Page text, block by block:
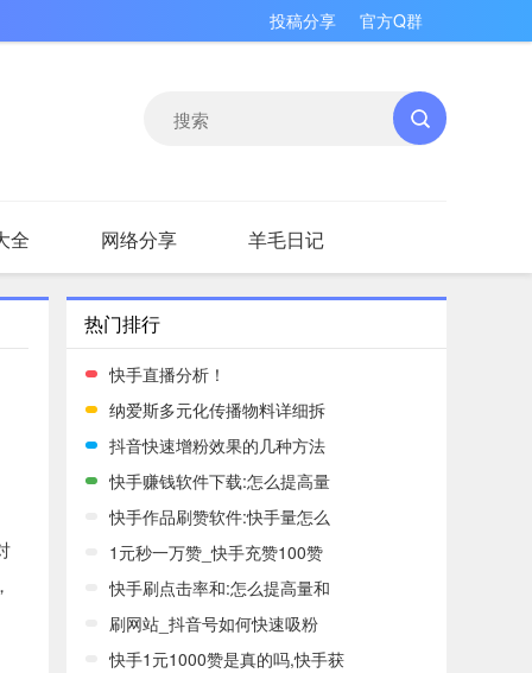
投稿分享 官方Q群
全 网络分享 羊毛日记
热门排行
快手直播分析！
纳爱斯多元化传播物料详细拆
抖音快速增粉效果的几种方法
快手赚钱软件下载:怎么提高量
快手作品刷赞软件:快手量怎么
1元秒一万赞_快手充赞100赞
快手刷点击率和:怎么提高量和
刷网站_抖音号如何快速吸粉
快手1元1000赞是真的吗,快手获